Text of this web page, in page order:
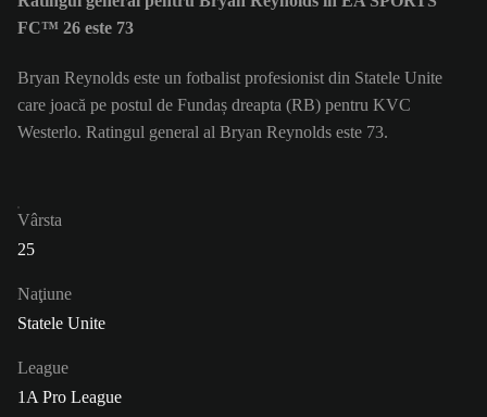
FC™ 26 este 73
Bryan Reynolds este un fotbalist profesionist din Statele Unite
care joacă pe postul de Fundaș dreapta (RB) pentru KVC
Westerlo. Ratingul general al Bryan Reynolds este 73.
Vârsta
25
Naţiune
Statele Unite
League
1A Pro League